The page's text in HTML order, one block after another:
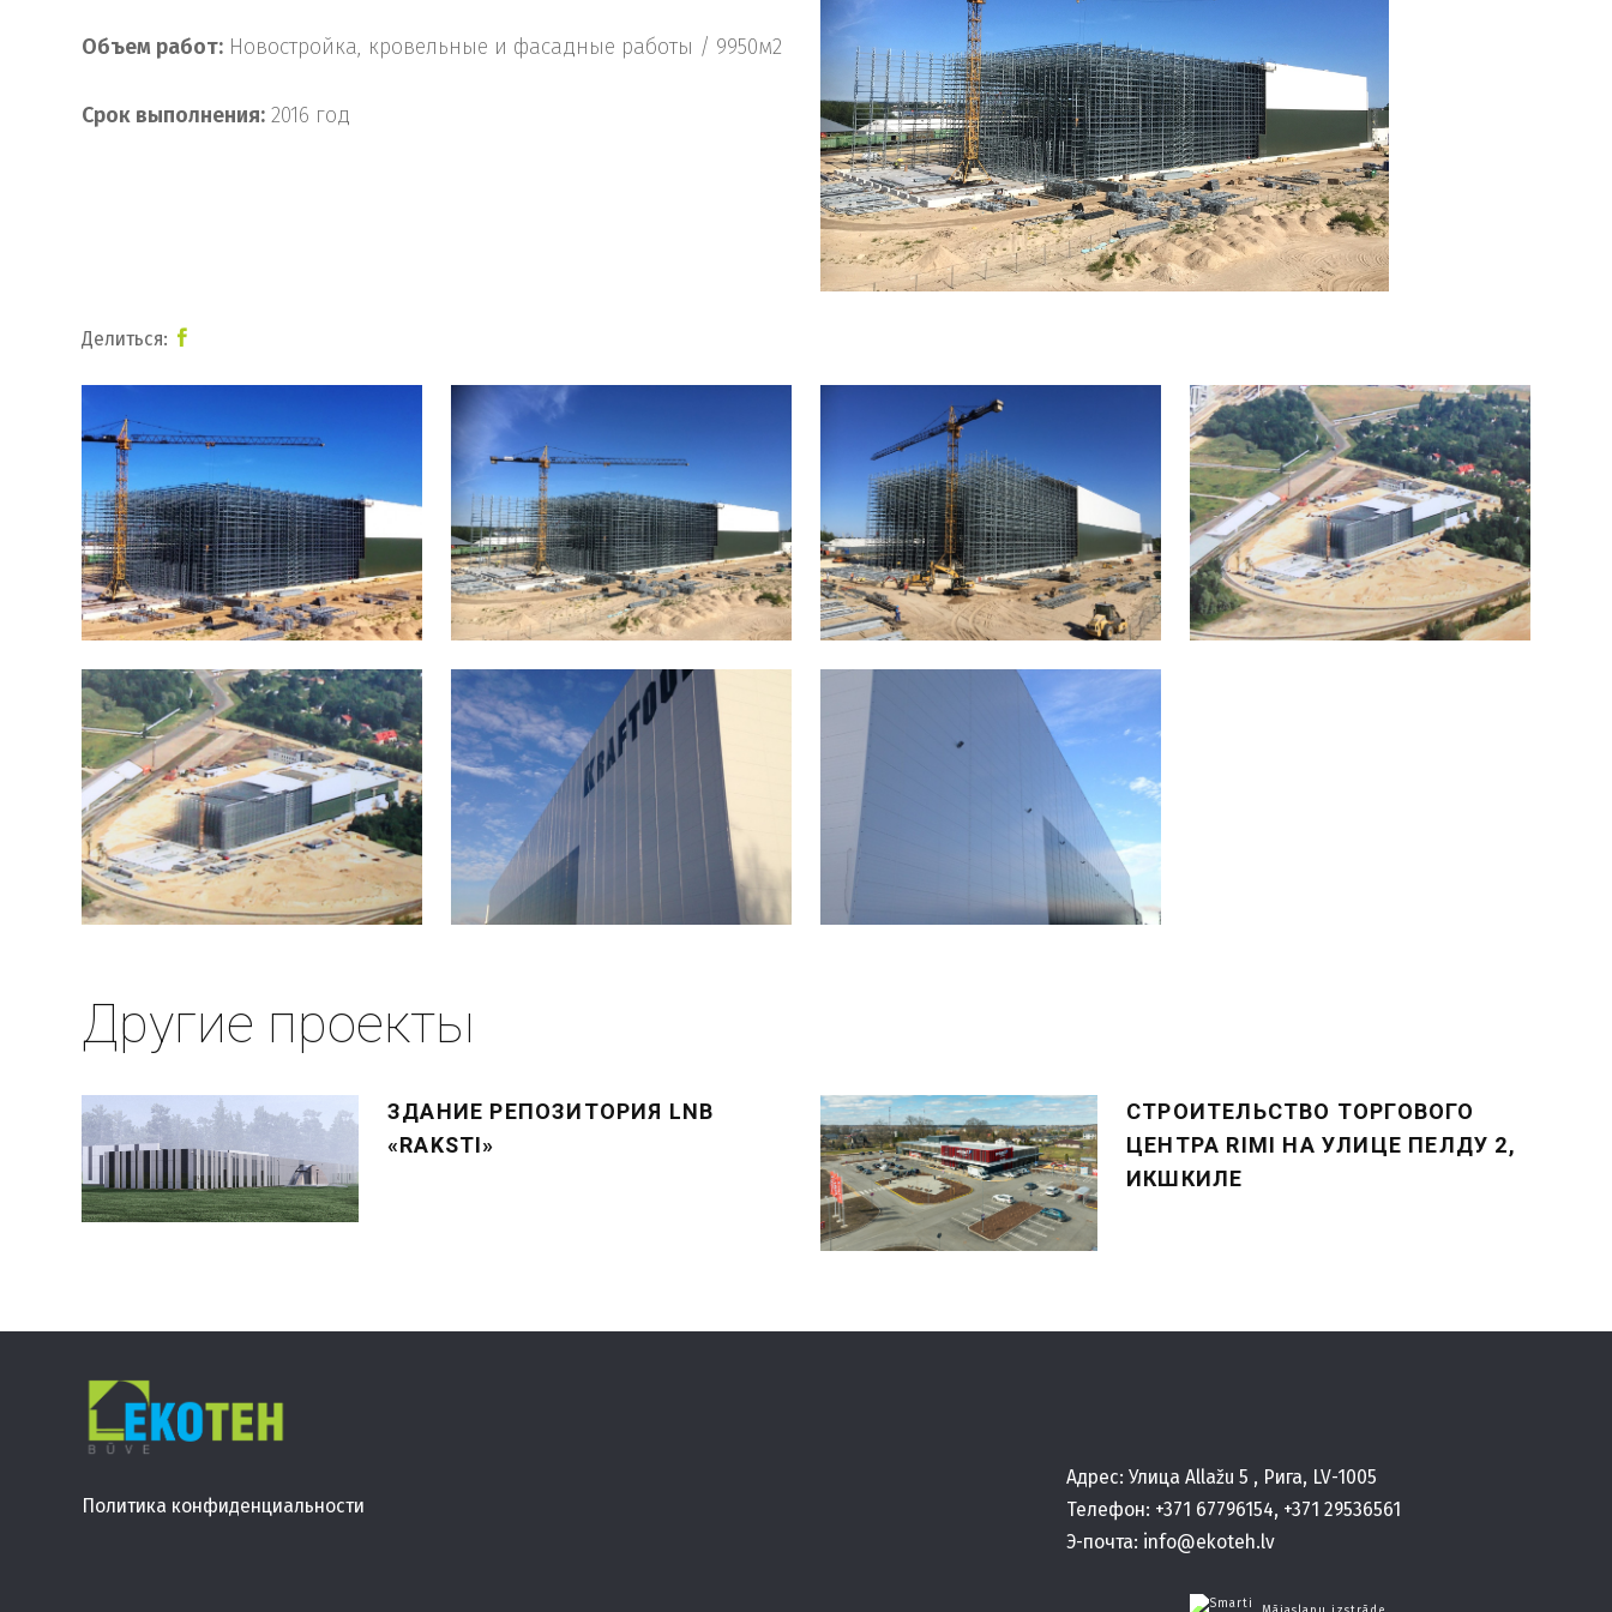
Объем работ: Новостройка, кровельные и фасадные работы / 9950м2
Срок выполнения: 2016 год
Делиться:
Другие проекты
ЗДАНИЕ РЕПОЗИТОРИЯ LNB
«RAKSTI»
СТРОИТЕЛЬСТВО ТОРГОВОГО
ЦЕНТРА RIMI НА УЛИЦЕ ПЕЛДУ 2,
ИКШКИЛЕ
Политика конфиденциальности
Aдрес: Улица Allažu 5 , Рига, LV-1005
Телефон: +371 67796154, +371 29536561
Э-почта: info@ekoteh.lv